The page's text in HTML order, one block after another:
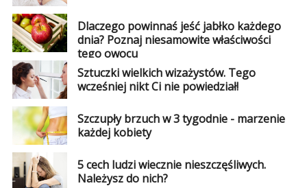
Dodaj
galerię
Dodaj
artykuł
Dlaczego powinnaś jeść jabłko każdego
dnia? Poznaj niesamowite właściwości
tego owocu
Sztuczki wielkich wizażystów. Tego
wcześniej nikt Ci nie powiedział!
Szczupły brzuch w 3 tygodnie - marzenie
każdej kobiety
5 cech ludzi wiecznie nieszczęśliwych.
Należysz do nich?